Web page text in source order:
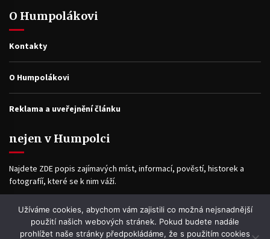
O Humpolákovi
Kontakty
O Humpolákovi
Reklama a uveřejnění článku
nejen v Humpolci
Najdete ZDE popis zajímavých míst, informací, pověstí, historek a
fotografíí, které se k nim váží.
Facebook
Užíváme cookies, abychom vám zajistili co možná nejsnadnější
použití našich webových stránek. Pokud budete nadále
prohlížet naše stránky předpokládáme, že s použitím cookies